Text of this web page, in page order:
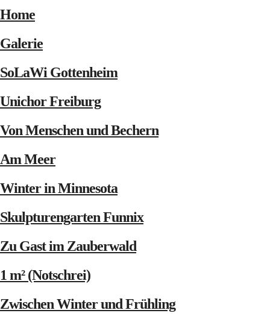
Home
Galerie
SoLaWi Gottenheim
Unichor Freiburg
Von Menschen und Bechern
Am Meer
Winter in Minnesota
Skulpturengarten Funnix
Zu Gast im Zauberwald
1 m² (Notschrei)
Zwischen Winter und Frühling